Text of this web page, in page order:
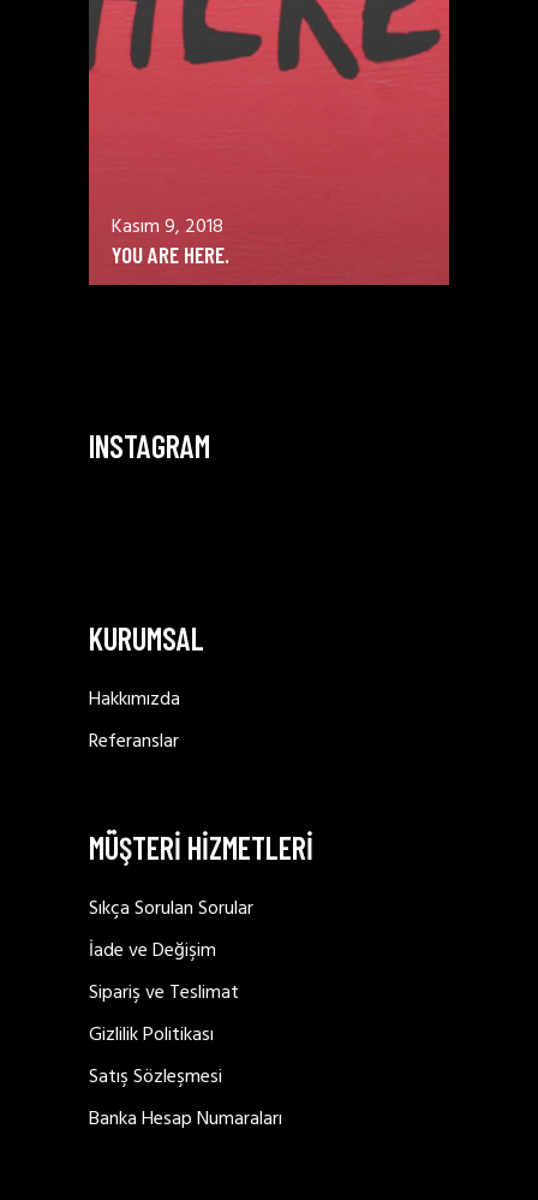
Kasım 9, 2018
YOU ARE HERE.
INSTAGRAM
KURUMSAL
Hakkımızda
Referanslar
MÜŞTERİ HİZMETLERİ
Sıkça Sorulan Sorular
İade ve Değişim
Sipariş ve Teslimat
Gizlilik Politikası
Satış Sözleşmesi
Banka Hesap Numaraları